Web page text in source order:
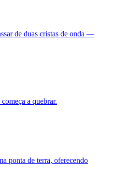
de duas cristas de onda —
a quebrar.
ponta de terra, oferecendo